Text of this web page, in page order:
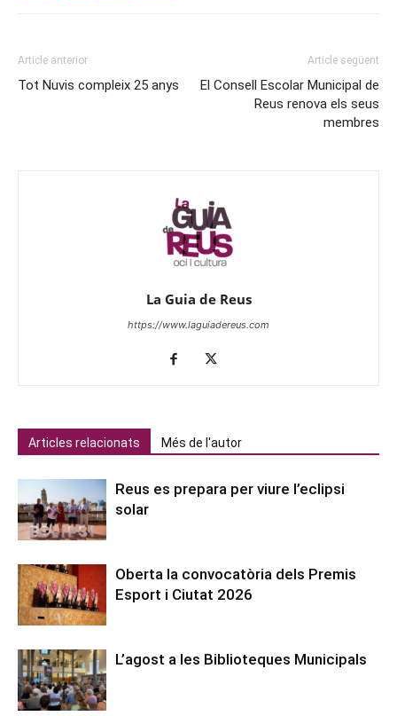
Article anterior
Tot Nuvis compleix 25 anys
Article següent
El Consell Escolar Municipal de
Reus renova els seus
membres
La Guia de Reus
https://www.laguiadereus.com
Articles relacionats Més de l'autor
Reus es prepara per viure l’eclipsi
solar
Oberta la convocatòria dels Premis
Esport i Ciutat 2026
L’agost a les Biblioteques Municipals